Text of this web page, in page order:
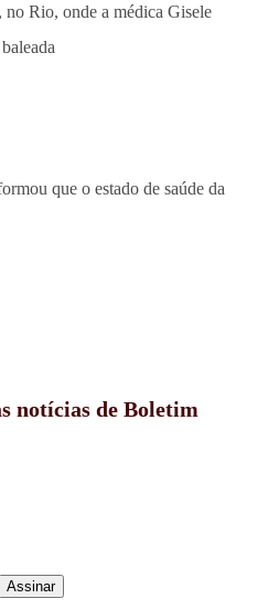
Rio, onde a médica Gisele
que o estado de saúde da
notícias de Boletim
Assinar